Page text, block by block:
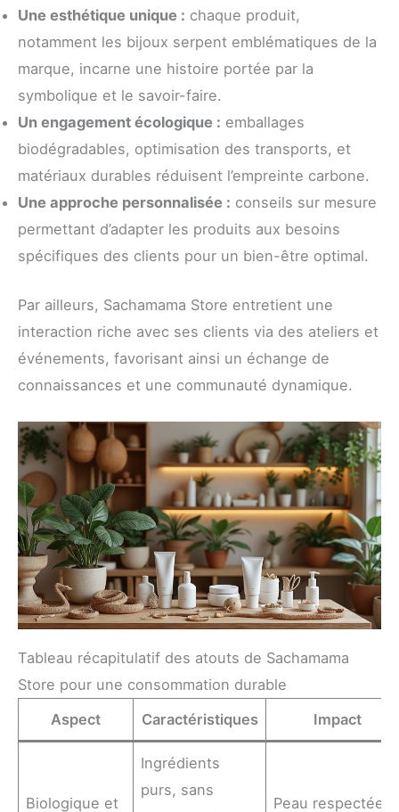
Une esthétique unique : chaque produit,
notamment les bijoux serpent emblématiques de la
marque, incarne une histoire portée par la
symbolique et le savoir-faire.
Un engagement écologique : emballages
biodégradables, optimisation des transports, et
matériaux durables réduisent l’empreinte carbone.
Une approche personnalisée : conseils sur mesure
permettant d’adapter les produits aux besoins
spécifiques des clients pour un bien-être optimal.
Par ailleurs, Sachamama Store entretient une
interaction riche avec ses clients via des ateliers et
événements, favorisant ainsi un échange de
connaissances et une communauté dynamique.
Tableau récapitulatif des atouts de Sachamama
Store pour une consommation durable
Aspect
Caractéristiques Impact
Biologique et
Ingrédients
purs, sans
Peau respectée,